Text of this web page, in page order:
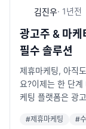
11)직접 체험해보
점이 있다면 언제
(운영시간:
E-mail:
er@nate.com지
보세요!
고객과 수익을 쉽
폼이 있으면 이런
팅 플랫폼의 운영
결2. 마케터들이
클릭, 회원가입,
비용 부담 없이 효
영사는 어떻게 수
때마다 운영사는
김진우· 1년전
광고주 & 마케
필수 솔루션
제휴마케팅, 아직
요?이제는 한 단
케팅 플랫폼은 광
운영하는 사람은
#제휴마케팅 #